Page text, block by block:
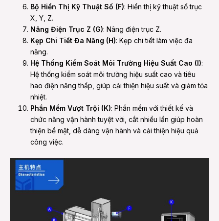
Bộ Hiển Thị Kỹ Thuật Số (F): Hiển thị kỹ thuật số trục
X, Y, Z.
Nâng Điện Trục Z (G): Nâng điện trục Z.
Kẹp Chi Tiết Đa Năng (H): Kẹp chi tiết làm việc đa
năng.
Hệ Thống Kiểm Soát Môi Trường Hiệu Suất Cao (I):
Hệ thống kiểm soát môi trường hiệu suất cao và tiêu
hao điện năng thấp, giúp cải thiện hiệu suất và giảm tỏa
nhiệt.
Phần Mềm Vượt Trội (K): Phần mềm với thiết kế và
chức năng vận hành tuyệt vời, cắt nhiều lần giúp hoàn
thiện bề mặt, dễ dàng vận hành và cải thiện hiệu quả
công việc.